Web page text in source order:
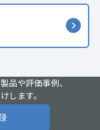
品や評価事例、
します。